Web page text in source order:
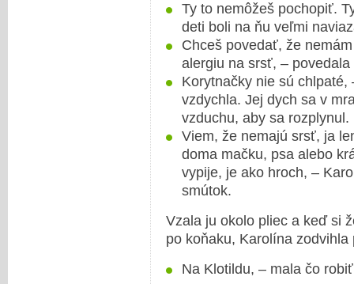
Ty to nemôžeš pochopiť.
deti boli na ňu veľmi
Chceš povedať, že
alergiu na srsť, –
Korytnačky nie sú
vzdychla. Jej dych sa v
vzduchu, aby sa rozplynul.
Viem, že nemajú srsť, ja
doma mačku, psa alebo
vypije, je ako hroch, –
smútok.
Vzala ju okolo pliec a keď si
po koňaku, Karolína
Na Klotildu, – mala čo